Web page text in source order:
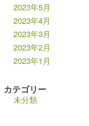
2023年5月
2023年4月
2023年3月
2023年2月
2023年1月
カテゴリー
未分類